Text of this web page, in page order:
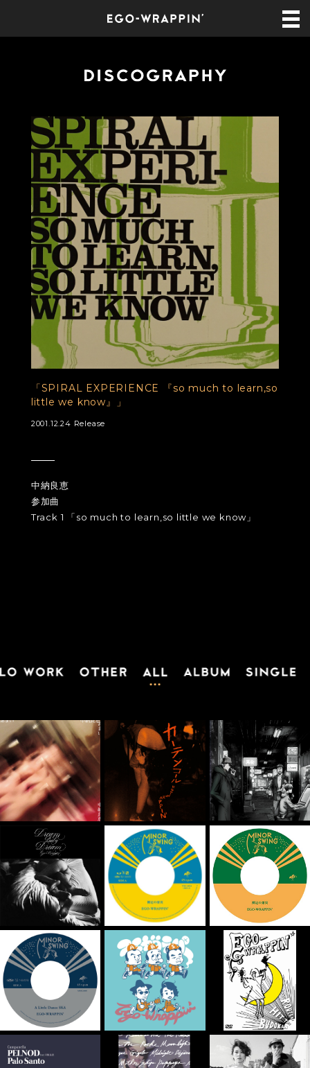
「SPIRAL EXPERIENCE 『so much to learn,so
little we know』」
2001.12.24 Release
中納良恵
参加曲
Track 1 「so much to learn,so little we know」